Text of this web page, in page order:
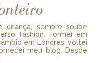
criança, sempre soube
fashion. Formei em
em Londres, voltei
meu blog. Desde